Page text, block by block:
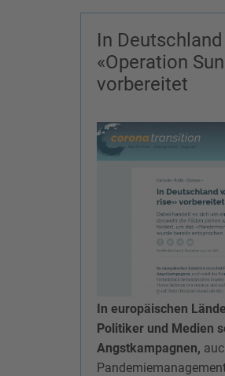
In
«Operation
vorbereitet
In europäischen
Politiker und Medien
Angstkampagnen,